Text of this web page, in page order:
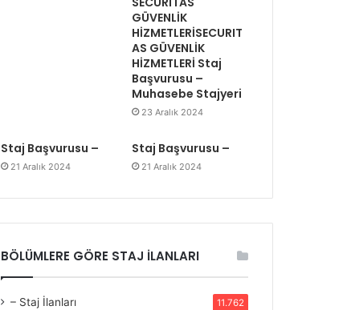
GÜVENLİK
HİZMETLERİSECURIT
AS GÜVENLİK
HİZMETLERİ Staj
Başvurusu –
Muhasebe Stajyeri
23 Aralık 2024
Staj Başvurusu –
21 Aralık 2024
Staj Başvurusu –
21 Aralık 2024
BÖLÜMLERE GÖRE STAJ İLANLARI
– Staj İlanları 11.762